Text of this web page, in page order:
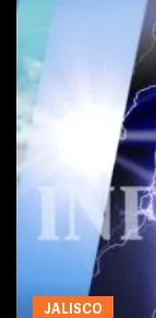
JALISCO